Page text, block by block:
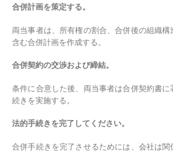
合併計画を策定する。
両当事者は、所有権の割合、合併後の組織
含む合併計画を作成する。
合併契約の交渉および締結。
条件に合意した後、両当事者は合併契約書
続きを実施する。
法的手続きを完了してください。
合併手続きを完了させるためには、会社は